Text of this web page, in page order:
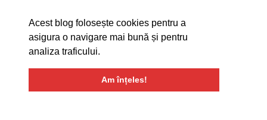
Acest blog folosește cookies pentru a
asigura o navigare mai bună și pentru
analiza traficului.
Am înțeles!